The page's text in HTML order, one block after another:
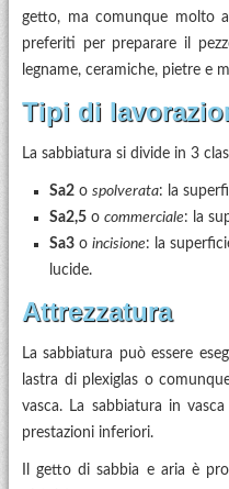
getto, ma comunque molto
preferiti per preparare il
legname, ceramiche, pietre e
Tipi di
La sabbiatura si divide in 3
Sa2 o spolverata: la
Sa2,5 o commerciale: la
Sa3 o incisione: la
lucide.
Attrezzatura
La sabbiatura può essere
lastra di plexiglas o
vasca. La sabbiatura in
prestazioni inferiori.
Il getto di sabbia e aria è